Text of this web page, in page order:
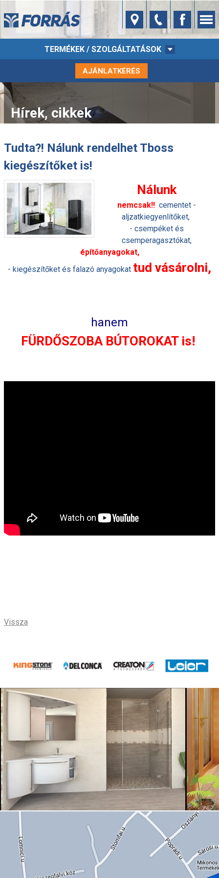
TERMÉKEK / SZOLGÁLTATÁSOK
AJÁNLATKÉRÉS
Hírek, cikkek
Tudta?! Nálunk rendelhet Tboss
kiegészítőket is!
Nálunk
nemcsak!! cementet -
aljzatkiegyenlítőket,
- csempéket és
csemperagasztókat,
építőanyagokat,
- kiegészítőket és falazó anyagokat tud vásárolni,
hanem
FÜRDŐSZOBA BÚTOROKAT is!
Vissza